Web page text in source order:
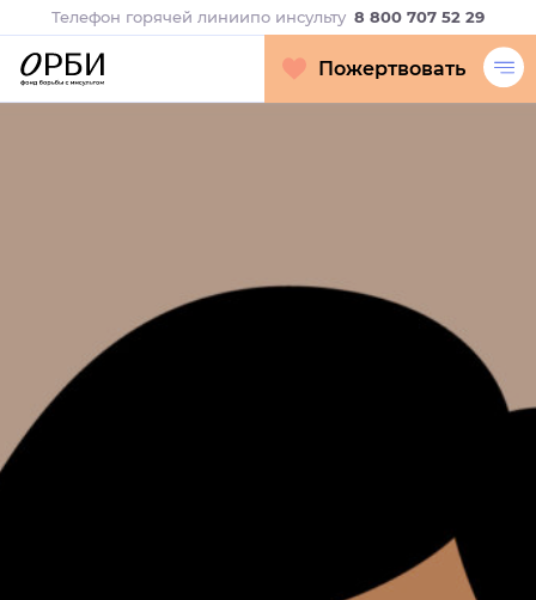
Телефон горячей линиипо инсульту 8 800 707 52 29
Пожертвовать